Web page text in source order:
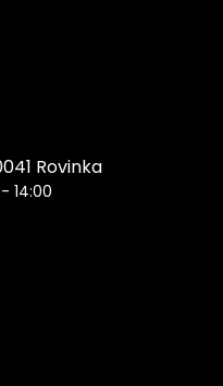
Rovinka
14:00